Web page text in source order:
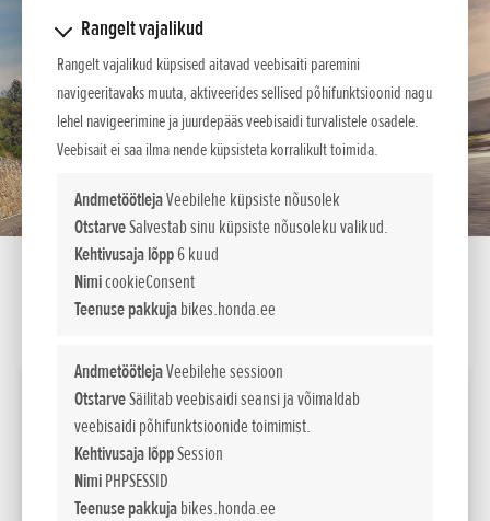
Rangelt vajalikud
Rangelt vajalikud küpsised aitavad veebisaiti paremini
navigeeritavaks muuta, aktiveerides sellised põhifunktsioonid nagu
lehel navigeerimine ja juurdepääs veebisaidi turvalistele osadele.
Veebisait ei saa ilma nende küpsisteta korralikult toimida.
AndmetöötlejaVeebilehe küpsiste nõusolek
OtstarveSalvestab sinu küpsiste nõusoleku valikud.
Kehtivusaja lõpp6 kuud
NimicookieConsent
Teenuse pakkujabikes.honda.ee
AndmetöötlejaVeebilehe sessioon
OtstarveSäilitab veebisaidi seansi ja võimaldab
veebisaidi põhifunktsioonide toimimist.
Kehtivusaja lõppSession
NimiPHPSESSID
Teenuse pakkujabikes.honda.ee
SEADISTA LIISINGUKALKULAATOR
2026 CB1000 HORNET SP
Võimsus
kW / pmin
115,6kW/11,000min-1
(95/1/EC)